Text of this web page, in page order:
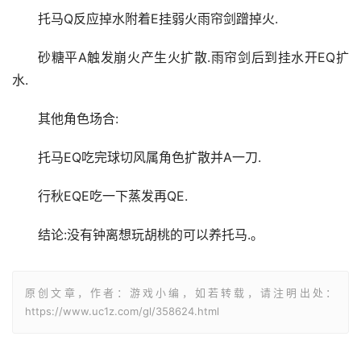
托马Q反应掉水附着E挂弱火雨帘剑蹭掉火.
砂糖平A触发崩火产生火扩散.雨帘剑后到挂水开EQ扩
水.
其他角色场合:
托马EQ吃完球切风属角色扩散并A一刀.
行秋EQE吃一下蒸发再QE.
结论:没有钟离想玩胡桃的可以养托马.。
原创文章，作者：游戏小编，如若转载，请注明出处：
https://www.uc1z.com/gl/358624.html